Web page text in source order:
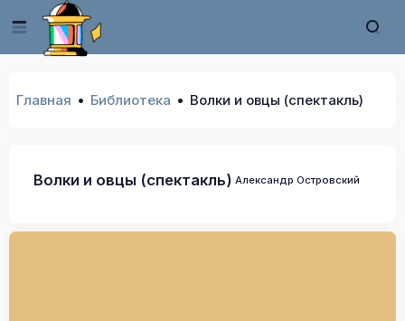
Главная Библиотека Волки и овцы (спектакль)
Волки и овцы (спектакль) Александр Островский